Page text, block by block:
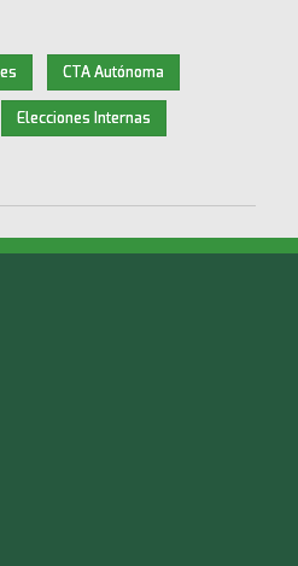
CTA Autónoma
Elecciones Internas